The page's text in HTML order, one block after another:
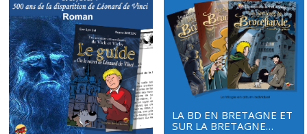
LA BD EN BRETAGNE ET
SUR LA BRETAGNE…